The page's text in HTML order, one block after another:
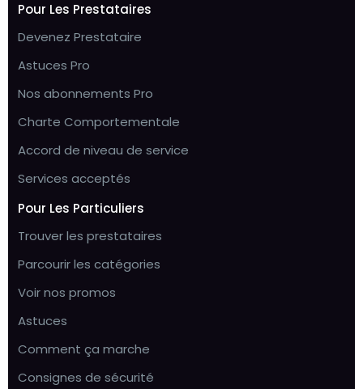
Pour Les Prestataires
Devenez Prestataire
Astuces Pro
Nos abonnements Pro
Charte Comportementale
Accord de niveau de service
Services acceptés
Pour Les Particuliers
Trouver les prestataires
Parcourir les catégories
Voir nos promos
Astuces
Comment ça marche
Consignes de sécurité